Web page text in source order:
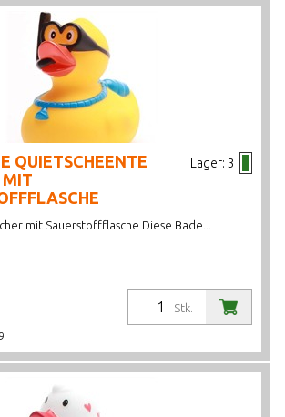
Lager: 3
QUIETSCHEENTE
MIT
mit Sauerstoffflasche Diese Bade...
Stk.